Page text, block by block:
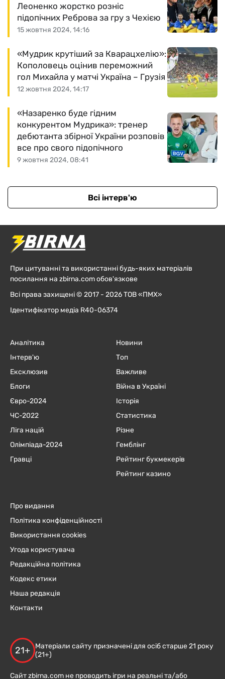
15 жовтня 2024, 14:16
Леоненко жорстко розніс
підопічних Реброва за гру з Чехією
12 жовтня 2024, 14:17
«Мудрик крутіший за Кварацхелію»:
Кополовець оцінив переможний
гол Михайла у матчі Україна – Грузія
9 жовтня 2024, 08:41
«Назаренко буде гідним
конкурентом Мудрика»: тренер
дебютанта збірної України розповів
все про свого підопічного
Всі інтерв'ю
При цитуванні та використанні будь-яких матеріалів
посилання на zbirna.com обов'язкове
Всі права захищені © 2017 - 2026 ТОВ «ПМХ»
Ідентифікатор медіа R40-06374
Аналітика
Інтерв'ю
Ексклюзив
Блоги
Євро-2024
ЧC-2022
Ліга націй
Олімпіада-2024
Гравці
Новини
Топ
Важливе
Війна в Україні
Історія
Статистика
Різне
Гемблінг
Рейтинг букмекерів
Рейтинг казино
Про видання
Політика конфіденційності
Використання cookies
Угода користувача
Редакційна політика
Кодекс етики
Наша редакція
Контакти
21+
Матеріали сайту призначені для осіб старше 21 року
(21+)
Сайт zbirna.com не проводить ігри на реальні та/або